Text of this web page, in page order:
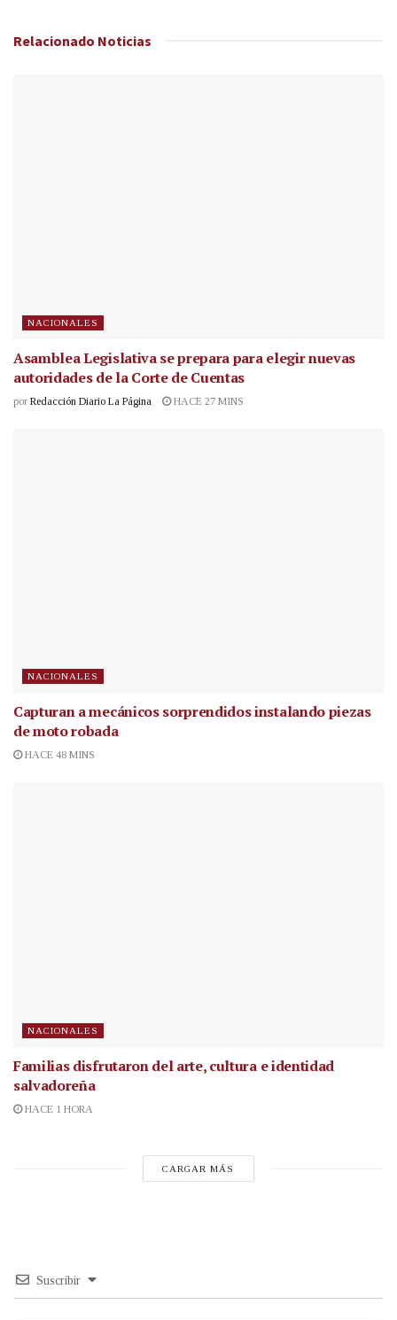
Relacionado Noticias
NACIONALES
Asamblea Legislativa se prepara para elegir nuevas
autoridades de la Corte de Cuentas
por Redacción Diario La Página HACE 27 MINS
NACIONALES
Capturan a mecánicos sorprendidos instalando piezas
de moto robada
HACE 48 MINS
NACIONALES
Familias disfrutaron del arte, cultura e identidad
salvadoreña
HACE 1 HORA
CARGAR MÁS
Suscribir